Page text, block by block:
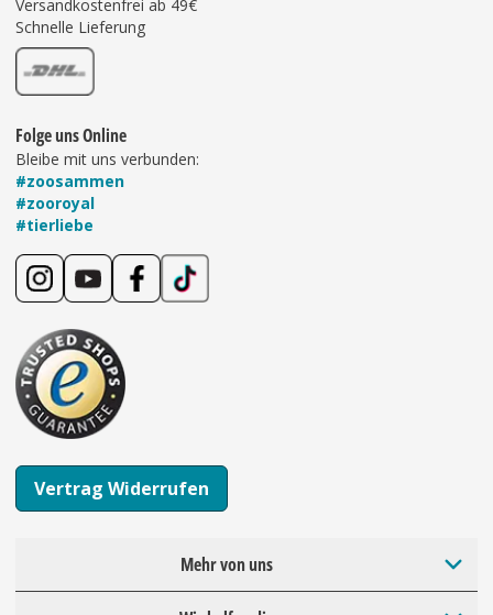
Versandkostenfrei ab 49€
Schnelle Lieferung
Folge uns Online
Bleibe mit uns verbunden:
#zoosammen
#zooroyal
#tierliebe
Vertrag Widerrufen
Mehr von uns